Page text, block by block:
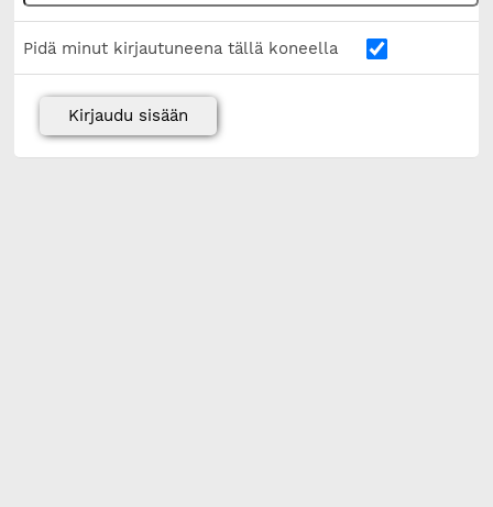
Pidä minut kirjautuneena tällä koneella